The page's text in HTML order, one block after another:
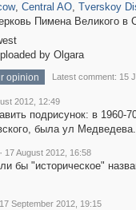
, Central AO, Tverskoy
Пимена Великого в
by Olgara
opinion Latest comment: 15
2012, 12:49
подрисунок: в 1960-
была ул Медведева.
· 17 August 2012, 16:58
бы "историческое"
17 September 2012, 19:15